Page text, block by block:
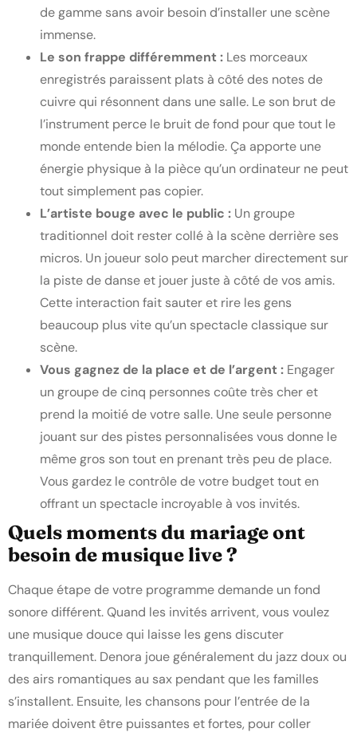
de gamme sans avoir besoin d’installer une scène
immense.
Le son frappe différemment : Les morceaux
enregistrés paraissent plats à côté des notes de
cuivre qui résonnent dans une salle. Le son brut de
l’instrument perce le bruit de fond pour que tout le
monde entende bien la mélodie. Ça apporte une
énergie physique à la pièce qu’un ordinateur ne peut
tout simplement pas copier.
L’artiste bouge avec le public : Un groupe
traditionnel doit rester collé à la scène derrière ses
micros. Un joueur solo peut marcher directement sur
la piste de danse et jouer juste à côté de vos amis.
Cette interaction fait sauter et rire les gens
beaucoup plus vite qu’un spectacle classique sur
scène.
Vous gagnez de la place et de l’argent : Engager
un groupe de cinq personnes coûte très cher et
prend la moitié de votre salle. Une seule personne
jouant sur des pistes personnalisées vous donne le
même gros son tout en prenant très peu de place.
Vous gardez le contrôle de votre budget tout en
offrant un spectacle incroyable à vos invités.
Quels moments du mariage ont
besoin de musique live ?
Chaque étape de votre programme demande un fond
sonore différent. Quand les invités arrivent, vous voulez
une musique douce qui laisse les gens discuter
tranquillement. Denora joue généralement du jazz doux ou
des airs romantiques au sax pendant que les familles
s’installent. Ensuite, les chansons pour l’entrée de la
mariée doivent être puissantes et fortes, pour coller